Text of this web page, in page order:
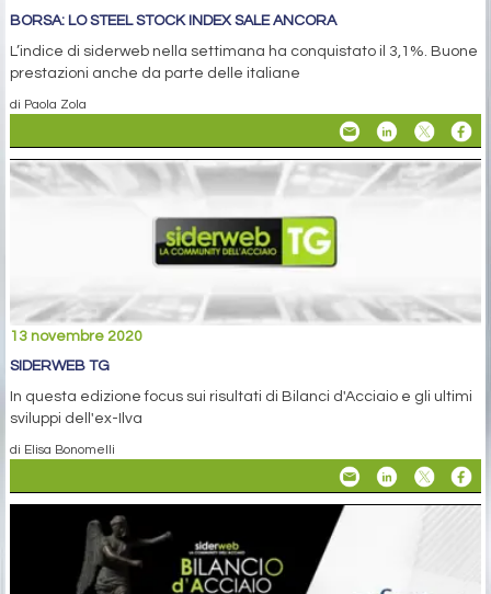
BORSA: LO STEEL STOCK INDEX SALE ANCORA
L’indice di siderweb nella settimana ha conquistato il 3,1%. Buone
prestazioni anche da parte delle italiane
di Paola Zola
13 novembre 2020
SIDERWEB TG
In questa edizione focus sui risultati di Bilanci d'Acciaio e gli ultimi
sviluppi dell'ex-Ilva
di Elisa Bonomelli